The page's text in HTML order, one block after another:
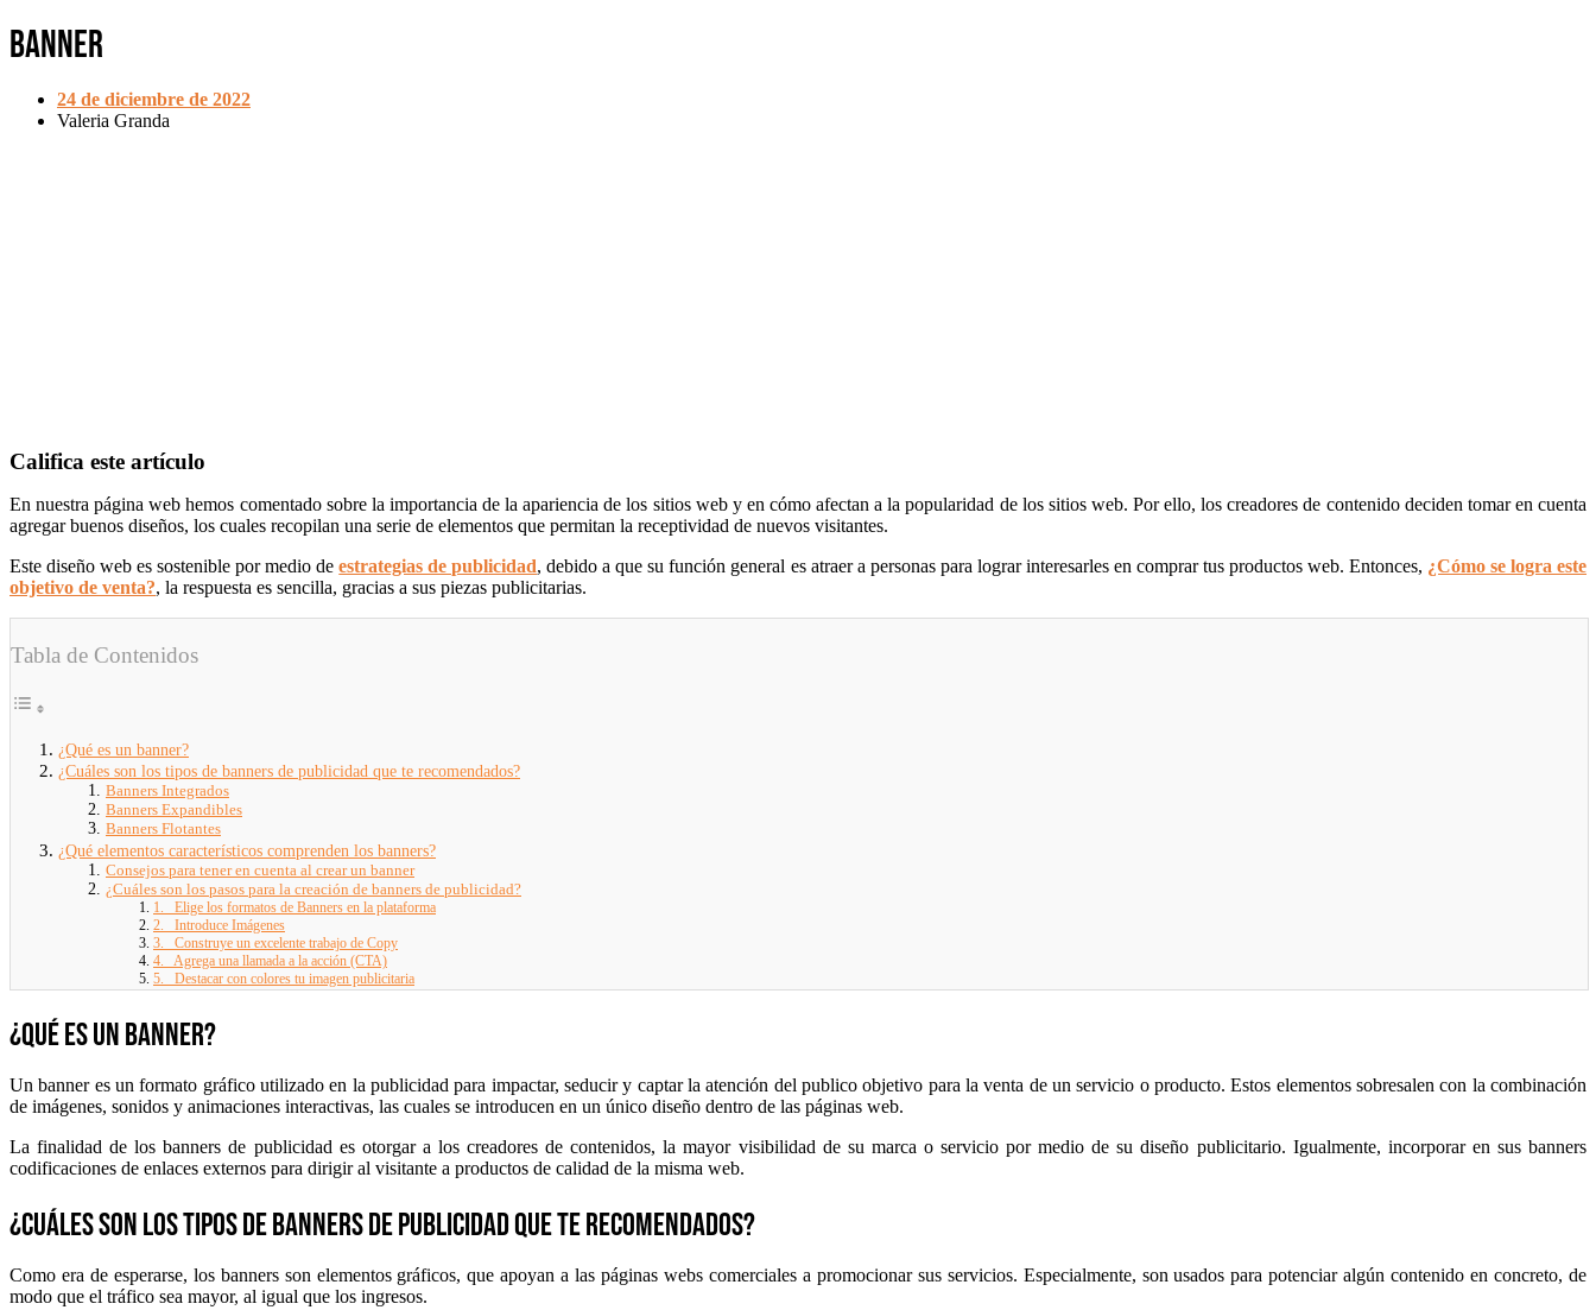
Banner
24 de diciembre de 2022
Valeria Granda
Califica este artículo
En nuestra página web hemos comentado sobre la importancia de la apariencia de los sitios web y en cómo afectan a la popularidad de los sitios web. Por ello, los creadores de contenido deciden tomar en cuenta
agregar buenos diseños, los cuales recopilan una serie de elementos que permitan la receptividad de nuevos visitantes.
Este diseño web es sostenible por medio deestrategias de publicidad, debido a que su función general es atraer a personas para lograr interesarles en comprar tus productos web. Entonces, ¿Cómo se logra este
objetivo de venta?, la respuesta es sencilla, gracias a sus piezas publicitarias.
Tabla de Contenidos
¿Qué es un banner?
¿Cuáles son los tipos de banners de publicidad que te recomendados?
Banners Integrados
Banners Expandibles
Banners Flotantes
¿Qué elementos característicos comprenden los banners?
Consejos para tener en cuenta al crear un banner
¿Cuáles son los pasos para la creación de banners de publicidad?
1. Elige los formatos de Banners en la plataforma
2. Introduce Imágenes
3. Construye un excelente trabajo de Copy
4. Agrega una llamada a la acción (CTA)
5. Destacar con colores tu imagen publicitaria
¿Qué es un banner?
Un banner es un formato gráfico utilizado en la publicidad para impactar, seducir y captar la atención del publico objetivo para la venta de un servicio o producto. Estos elementos sobresalen con la combinación
de imágenes, sonidos y animaciones interactivas, las cuales se introducen en un único diseño dentro de las páginas web.
La finalidad de los banners de publicidad es otorgar a los creadores de contenidos, la mayor visibilidad de su marca o servicio por medio de su diseño publicitario. Igualmente, incorporar en sus banners
codificaciones de enlaces externos para dirigir al visitante a productos de calidad de la misma web.
¿Cuáles son los tipos de banners de publicidad que te recomendados?
Como era de esperarse, los banners son elementos gráficos, que apoyan a las páginas webs comerciales a promocionar sus servicios. Especialmente, son usados para potenciar algún contenido en concreto, de
modo que el tráfico sea mayor, al igual que los ingresos.